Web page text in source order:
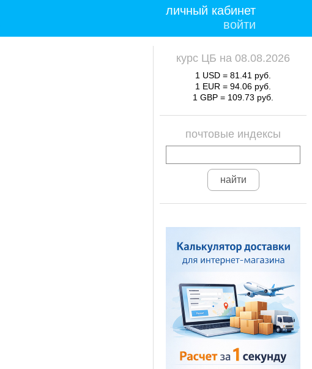
личный кабинет
войти
курс ЦБ на 08.08.2026
1 USD = 81.41 руб.
1 EUR = 94.06 руб.
1 GBP = 109.73 руб.
почтовые индексы